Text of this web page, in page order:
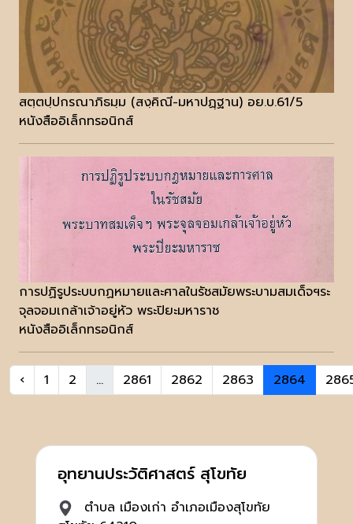
สตฺตปฺปกรณาภิธมฺม (สงฺคิณี-มหาปฏฺฐาน) อย.บ.61/5
หนังสืออิเล็กทรอนิกส์
การปฏิรูประบบกฏหมายและศาลในรัชสมัยพระบามสมเด็จฯระ
จุลจอมเกล้าเจ้าอยู่หัว พระปิยะมหาราช
หนังสืออิเล็กทรอนิกส์
‹ 1 2 ... 2861 2862 2863 2864
อุทยานประวัติศาสตร์ สุโขทัย
ตำบล เมืองเก่า อำเภอเมืองสุโขทัย